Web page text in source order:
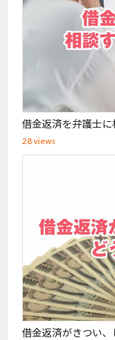
借金返済を弁護士
28 views
借金返済がきつい